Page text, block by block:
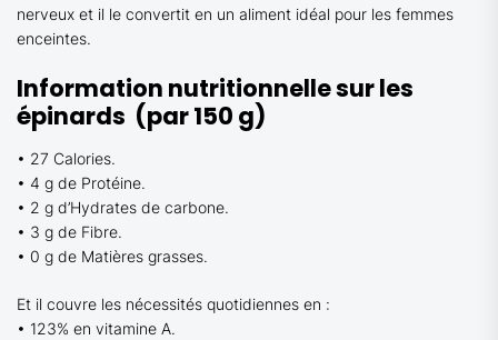
nerveux et il le convertit en un aliment idéal pour les femmes
enceintes.
Information nutritionnelle sur les
épinards (par 150 g)
• 27 Calories.
• 4 g de Protéine.
• 2 g d’Hydrates de carbone.
• 3 g de Fibre.
• 0 g de Matières grasses.
Et il couvre les nécessités quotidiennes en :
• 123% en vitamine A.